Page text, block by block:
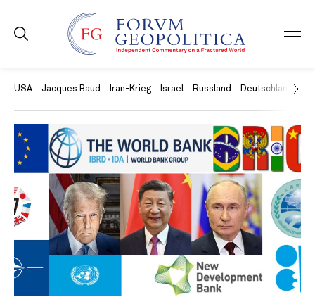
USA Jacques Baud Iran-Krieg Israel Russland Deutschland